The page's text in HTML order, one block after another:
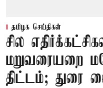
தமிழக செய்திகள்
சில
மறுவரையறை
திட்டம்; துரை